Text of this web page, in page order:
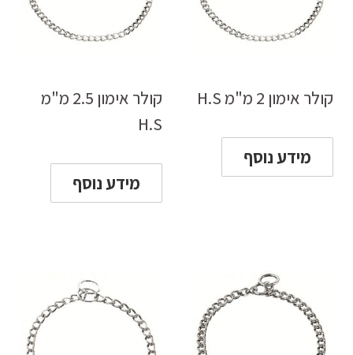
קולר אימון 2 מ"מ H.S
מידע נוסף
קולר אימון 2.5 מ"מ
H.S
מידע נוסף